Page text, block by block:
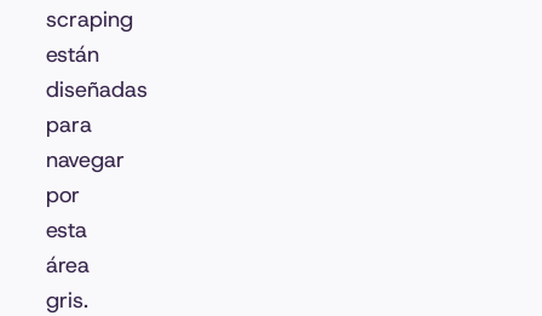
scraping
están
diseñadas
para
navegar
por
esta
área
gris.